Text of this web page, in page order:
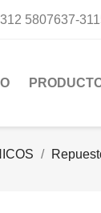
5807637-